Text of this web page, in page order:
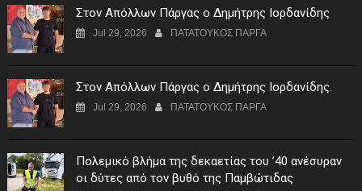
Στον Απόλλων Πάργας ο Δημήτρης Ιορδανίδης
Jul 29, 2026 ΠΑΤΑΤΟΥΚΟΣ ΠΑΡΓΑ
Στον Απόλλων Πάργας ο Δημήτρης Ιορδανίδης.
Jul 29, 2026 ΠΑΤΑΤΟΥΚΟΣ ΠΑΡΓΑ
Πολεμικό βλήμα της δεκαετίας του ’40 ανέσυραν
οι δύτες από τον βυθό της Παμβώτιδας